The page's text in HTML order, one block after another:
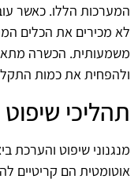
המערכות הללו. כאשר
לא מכירים את הכלים
משמעותית. הכשרה
ולהפחית את כמות
תהליכי
מנגנוני שיפוט והערכת
אוטומטית הם קריטיים